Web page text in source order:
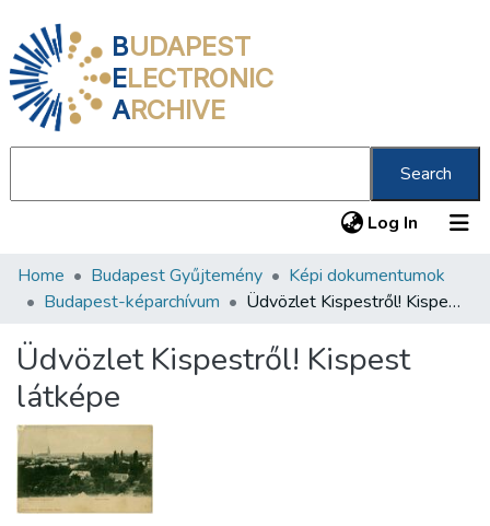
BUDAPEST
ELECTRONIC
ARCHIVE
Search
Log In (current)
Communities & Collections
Statistics
About us
Home Budapest Gyűjtemény
Képi dokumentumok
Budapest-képarchívum
Üdvözlet Kispestről! Kispest látképe
Üdvözlet Kispestről! Kispest
látképe